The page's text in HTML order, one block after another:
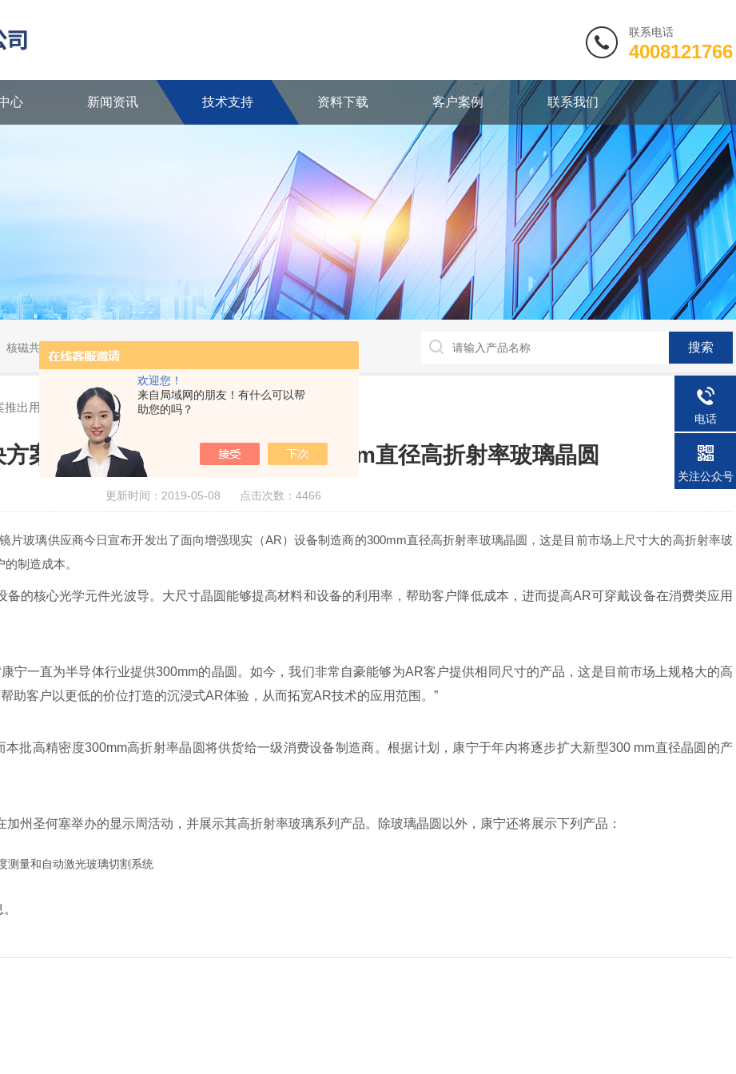
欢迎您！
来自局域网的朋友！有什么可以帮
助您的吗？
联系电话
4008121766
心 新闻资讯 技术支持 资料下载 客户案例 联系我们
磁共振波谱仪、陶瓷反应器
出用于增强现实设备的300mm直径高折射率玻璃晶圆
案推出用于增强现实设备的300mm直径高折射率玻璃晶圆
更新时间：2019-05-08 点击次数：4466
片玻璃供应商今日宣布开发出了面向增强现实（AR）设备制造商的300mm直径高折射率玻璃晶圆，这是目前市场上尺寸大的高折射率玻
制造成本。
的核心光学元件光波导。大尺寸晶圆能够提高材料和设备的利用率，帮助客户降低成本，进而提高AR可穿戴设备在消费类应用
宁一直为半导体行业提供300mm的晶圆。如今，我们非常自豪能够为AR客户提供相同尺寸的产品，这是目前市场上规格大的高
助客户以更低的价位打造的沉浸式AR体验，从而拓宽AR技术的应用范围。”
批高精密度300mm高折射率晶圆将供货给一级消费设备制造商。根据计划，康宁于年内将逐步扩大新型300 mm直径晶圆的产
州圣何塞举办的显示周活动，并展示其高折射率玻璃系列产品。除玻璃晶圆以外，康宁还将展示下列产品：
测量和自动激光玻璃切割系统
电话
关注公众号